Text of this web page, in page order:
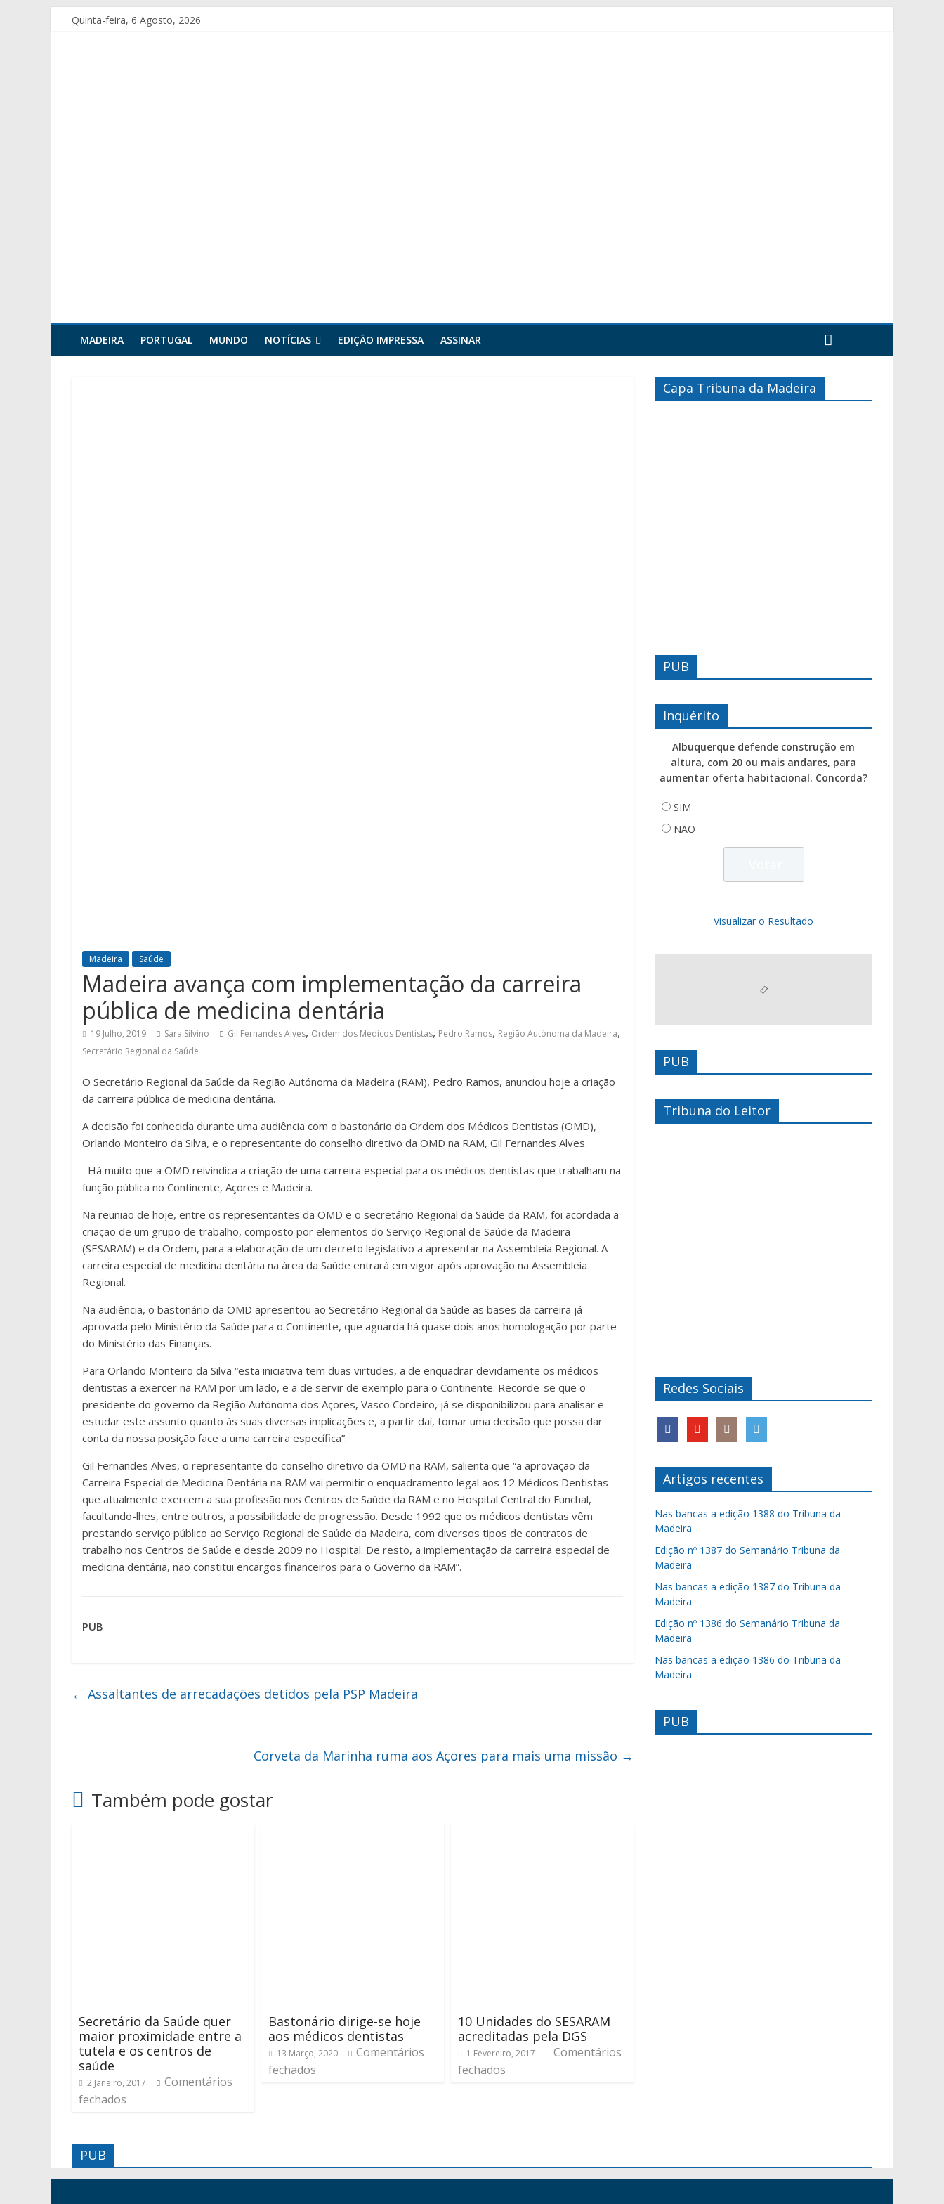
Quinta-feira, 6 Agosto, 2026
MADEIRA PORTUGAL MUNDO NOTÍCIAS EDIÇÃO IMPRESSA ASSINAR
Madeira Saúde
Madeira avança com implementação da carreira
pública de medicina dentária
19 Julho, 2019 Sara Silvino Gil Fernandes Alves, Ordem dos Médicos Dentistas, Pedro Ramos, Região Autónoma da Madeira,
Secretário Regional da Saúde
O Secretário Regional da Saúde da Região Autónoma da Madeira (RAM), Pedro Ramos, anunciou hoje a criação
da carreira pública de medicina dentária.
A decisão foi conhecida durante uma audiência com o bastonário da Ordem dos Médicos Dentistas (OMD),
Orlando Monteiro da Silva, e o representante do conselho diretivo da OMD na RAM, Gil Fernandes Alves.
Há muito que a OMD reivindica a criação de uma carreira especial para os médicos dentistas que trabalham na
função pública no Continente, Açores e Madeira.
Na reunião de hoje, entre os representantes da OMD e o secretário Regional da Saúde da RAM, foi acordada a
criação de um grupo de trabalho, composto por elementos do Serviço Regional de Saúde da Madeira
(SESARAM) e da Ordem, para a elaboração de um decreto legislativo a apresentar na Assembleia Regional. A
carreira especial de medicina dentária na área da Saúde entrará em vigor após aprovação na Assembleia
Regional.
Na audiência, o bastonário da OMD apresentou ao Secretário Regional da Saúde as bases da carreira já
aprovada pelo Ministério da Saúde para o Continente, que aguarda há quase dois anos homologação por parte
do Ministério das Finanças.
Para Orlando Monteiro da Silva “esta iniciativa tem duas virtudes, a de enquadrar devidamente os médicos
dentistas a exercer na RAM por um lado, e a de servir de exemplo para o Continente. Recorde-se que o
presidente do governo da Região Autónoma dos Açores, Vasco Cordeiro, já se disponibilizou para analisar e
estudar este assunto quanto às suas diversas implicações e, a partir daí, tomar uma decisão que possa dar
conta da nossa posição face a uma carreira específica”.
Gil Fernandes Alves, o representante do conselho diretivo da OMD na RAM, salienta que “a aprovação da
Carreira Especial de Medicina Dentária na RAM vai permitir o enquadramento legal aos 12 Médicos Dentistas
que atualmente exercem a sua profissão nos Centros de Saúde da RAM e no Hospital Central do Funchal,
facultando-lhes, entre outros, a possibilidade de progressão. Desde 1992 que os médicos dentistas vêm
prestando serviço público ao Serviço Regional de Saúde da Madeira, com diversos tipos de contratos de
trabalho nos Centros de Saúde e desde 2009 no Hospital. De resto, a implementação da carreira especial de
medicina dentária, não constitui encargos financeiros para o Governo da RAM”.
PUB
← Assaltantes de arrecadações detidos pela PSP Madeira
Corveta da Marinha ruma aos Açores para mais uma missão →
Também pode gostar
Secretário da Saúde quer
maior proximidade entre a
tutela e os centros de
saúde
2 Janeiro, 2017
Comentários
fechados
Bastonário dirige-se hoje
aos médicos dentistas
13 Março, 2020
Comentários
fechados
10 Unidades do SESARAM
acreditadas pela DGS
1 Fevereiro, 2017
Comentários
fechados
Capa Tribuna da Madeira
PUB
Inquérito
Albuquerque defende construção em
altura, com 20 ou mais andares, para
aumentar oferta habitacional. Concorda?
SIM
NÃO
Visualizar o Resultado
PUB
Tribuna do Leitor
Redes Sociais
Artigos recentes
Nas bancas a edição 1388 do Tribuna da
Madeira
Edição nº 1387 do Semanário Tribuna da
Madeira
Nas bancas a edição 1387 do Tribuna da
Madeira
Edição nº 1386 do Semanário Tribuna da
Madeira
Nas bancas a edição 1386 do Tribuna da
Madeira
PUB
PUB